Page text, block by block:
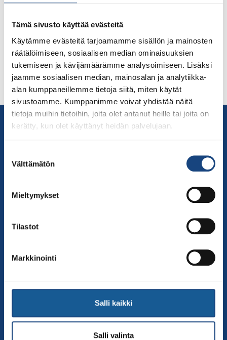
Tämä sivusto käyttää evästeitä
Käytämme evästeitä tarjoamamme sisällön ja mainosten
räätälöimiseen, sosiaalisen median ominaisuuksien
tukemiseen ja kävijämäärämme analysoimiseen. Lisäksi
jaamme sosiaalisen median, mainosalan ja analytiikka-
alan kumppaneillemme tietoja siitä, miten käytät
sivustoamme. Kumppanimme voivat yhdistää näitä
tietoja muihin tietoihin, joita olet antanut heille tai joita on
kerätty, kun olet käyttänyt heidän palvelujaan.
valinta
Välttämätön
Mieltymykset
Tilastot
Markkinointi
Salli kaikki
Salli valinta
yhteistyön myötä saadusta voitosta Lontoossa
Awardseissa (https://sponsorship.org/) 9.3.2023. Voitto
tuli kategoriassa alle 250 000 euron Sport Sponshorhip
-sarjassa. Lisäksi hopeaa tuli
pääkategoriassa ”Sponsorship of the Year” ja yhteistyö
sai ainoana erityismaininnan kategoriassa ”Best of
Europe”. Yhteistyö sai kisassa laajaa huomiota […]
Yhteystiedot
Tapahtumakalenteri